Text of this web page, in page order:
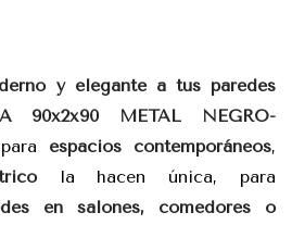
y elegante a tus paredes
90x2x90 METAL NEGRO-
espacios contemporáneos,
la hacen única, para
en salones, comedores o